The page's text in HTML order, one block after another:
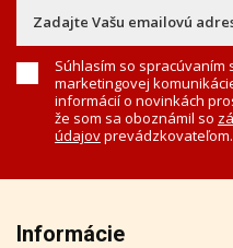
Súhlasím so spracúvaním
marketingovej
informácií o novinkách
že som sa oboznámil so
údajovprevádzkovateľom.
Informácie